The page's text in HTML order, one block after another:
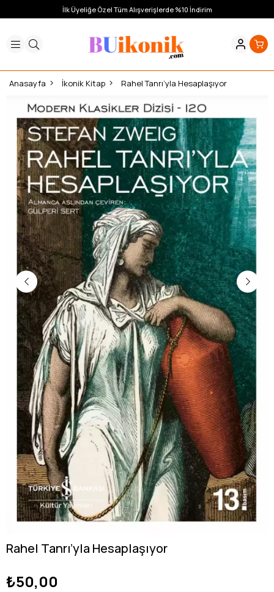
İlk Üyeliğe Özel Tüm Alışverişlerde %10 İndirim
Anasayfa İkonik Kitap Rahel Tanrı’yla Hesaplaşıyor
Rahel Tanrı’yla Hesaplaşıyor
₺50,00